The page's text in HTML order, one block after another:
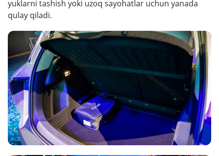
yuklarni tashish yoki uzoq sayohatlar uchun yanada
qulay qiladi.